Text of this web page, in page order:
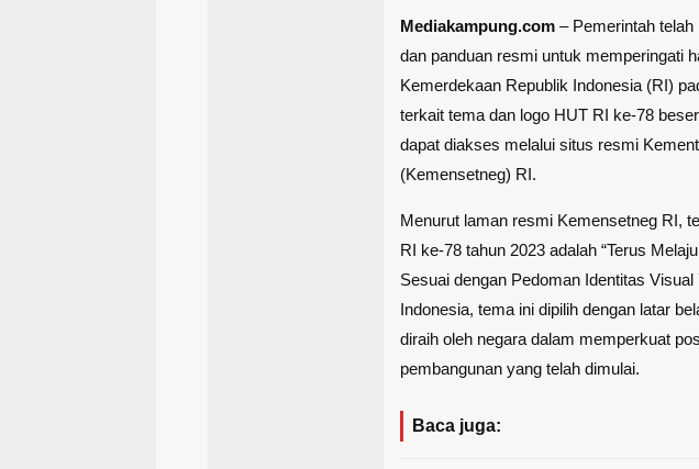
Mediakampung.com – Pemerintah
dan panduan resmi untuk memperingati
Kemerdekaan Republik Indonesia (RI)
terkait tema dan logo HUT RI ke-78
dapat diakses melalui situs resmi
(Kemensetneg) RI.
Menurut laman resmi Kemensetneg RI,
RI ke-78 tahun 2023 adalah “Terus
Sesuai dengan Pedoman Identitas
Indonesia, tema ini dipilih dengan latar
diraih oleh negara dalam memperkuat
pembangunan yang telah dimulai.
Baca juga: